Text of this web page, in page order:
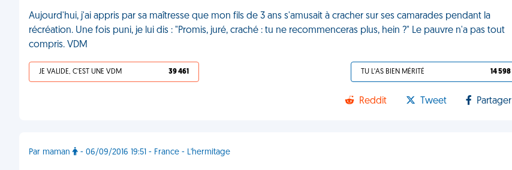
Aujourd'hui, j'ai appris par sa maîtresse que mon fils de 3 ans s'amusait à cracher sur ses camarades pendant la
récréation. Une fois puni, je lui dis : "Promis, juré, craché : tu ne recommenceras plus, hein ?" Le pauvre n'a pas tout
compris. VDM
JE VALIDE, C'EST UNE VDM 39 461 TU L'AS BIEN MÉRITÉ 14 598
Reddit Tweet Partager
Par maman - 06/09/2016 19:51 - France - L'hermitage